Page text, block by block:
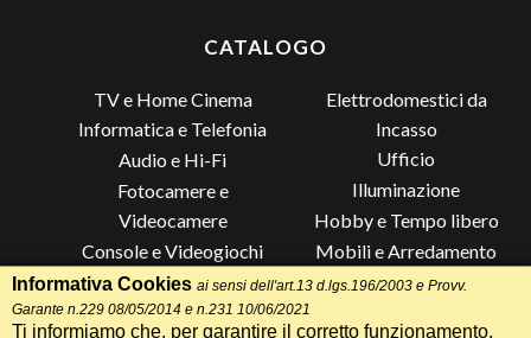
CATALOGO
TV e Home Cinema
Informatica e Telefonia
Audio e Hi-Fi
Fotocamere e
Videocamere
Console e Videogiochi
Piccoli Elettrodomestici
Grandi Elettrodomestici e
Elettrodomestici da
Incasso
Ufficio
Illuminazione
Hobby e Tempo libero
Mobili e Arredamento
Lista di Nozze
Informativa Cookies ai sensi dell'art.13 d.lgs.196/2003 e Provv.
Garante n.229 08/05/2014 e n.231 10/06/2021
Ti informiamo che, per garantire il corretto funzionamento,